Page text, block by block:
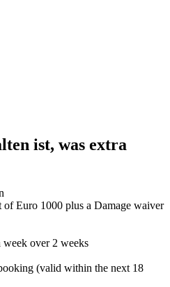
ist, was extra
of Euro 1000 plus a Damage waiver
over 2 weeks
(valid within the next 18